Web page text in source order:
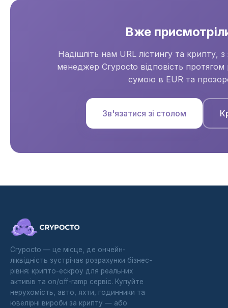
Вже
Надішліть нам URL лістингу та крипту,
менеджер Crypocto відповість протягом
сумою в EUR та
Зв'язатися зі столом
Crypocto — це місце, де ончейн-
ліквідність зустрічає розрахунки бізнес-
рівня: крипто-ескроу для реальних
активів та on/off-ramp сервіс. Купуйте
нерухомість, авто, яхти, годинники та
ювелірні вироби за крипту — або